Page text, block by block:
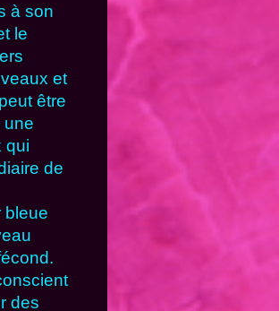
à son
le
et
peut être
une
qui
de
bleue
des